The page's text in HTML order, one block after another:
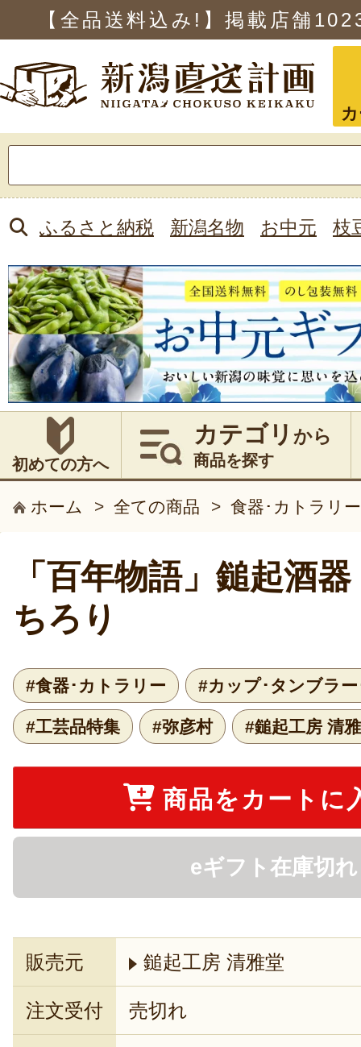
【全品送料込み!】掲載店舗
索:
ふるさと納税 新潟名物 お中元 枝
初めての方へ
カテゴリ から
商品を探す
ホーム > 全ての商品 > 食器･カトラリー
「百年物語」鎚起酒
ちろり
#食器･カトラリー #カップ･タンブラー
#工芸品特集 #弥彦村 #鎚起工房 清
商品をカートに
eギフト在庫切れ
販売元 鎚起工房 清雅堂
注文受付 売切れ